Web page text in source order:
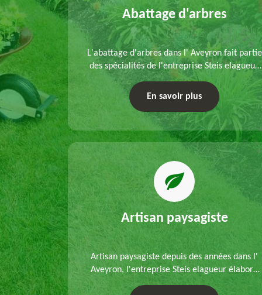
de
que d'un
Abattage d'arbres
L'abattage d'arbres dans l' Aveyron fait partie
des spécialités de l'entreprise Steis elagueur.
Nous réalisons un abattage direct ou par
démontage, tenant compte des particularités
du site et des végétaux.
En savoir plus
Artisan paysagiste
Artisan paysagiste depuis des années dans l'
Aveyron, l'entreprise Steis elagueur élabore
chaque plan d'aménagement paysager et